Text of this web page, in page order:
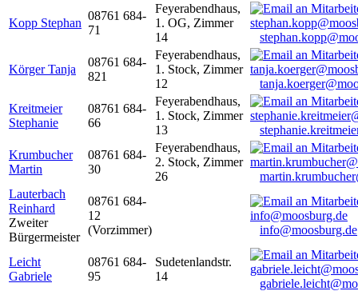
Kopp Stephan
08761 684-
71
Feyerabendhaus,
1. OG, Zimmer
14
Körger Tanja
08761 684-
821
Feyerabendhaus,
1. Stock, Zimmer
12
Kreitmeier
Stephanie
08761 684-
66
Feyerabendhaus,
1. Stock, Zimmer
13
Krumbucher
Martin
08761 684-
30
Feyerabendhaus,
2. Stock, Zimmer
26
Lauterbach
Reinhard
Zweiter
Bürgermeister
08761 684-
12
(Vorzimmer)
info@moosburg.de
Leicht
Gabriele
08761 684-
95
Sudetenlandstr.
14